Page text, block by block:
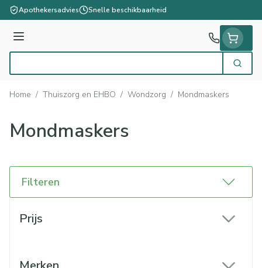
Ga naar de inhoud
Apothekersadvies Snelle beschikbaarheid
Menu
Zoek
Home / Thuiszorg en EHBO / Wondzorg / Mondmaskers
Mondmaskers
Filteren
Prijs